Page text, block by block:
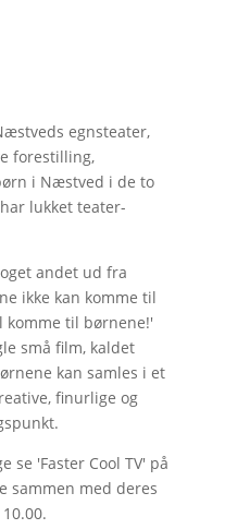
egnsteater,
forestilling,
i Næstved i de to
lukket teater-
andet ud fra
ikke kan komme til
komme til børnene!'
små film, kaldet
kan samles i et
finurlige og
se 'Faster Cool TV' på
sammen med deres